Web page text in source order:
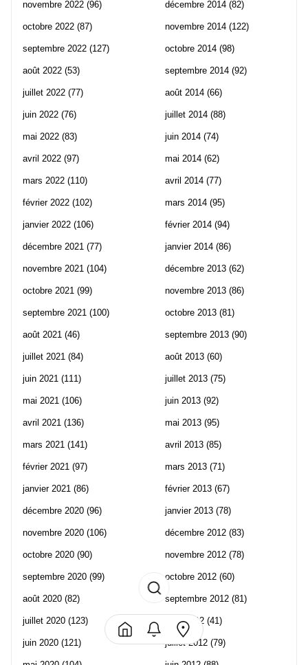
novembre 2022 (96)
octobre 2022 (87)
septembre 2022 (127)
août 2022 (53)
juillet 2022 (77)
juin 2022 (76)
mai 2022 (83)
avril 2022 (97)
mars 2022 (110)
février 2022 (102)
janvier 2022 (106)
décembre 2021 (77)
novembre 2021 (104)
octobre 2021 (99)
septembre 2021 (100)
août 2021 (46)
juillet 2021 (84)
juin 2021 (111)
mai 2021 (106)
avril 2021 (136)
mars 2021 (141)
février 2021 (97)
janvier 2021 (86)
décembre 2020 (96)
novembre 2020 (106)
octobre 2020 (90)
septembre 2020 (99)
août 2020 (82)
juillet 2020 (123)
juin 2020 (121)
décembre 2014 (82)
novembre 2014 (122)
octobre 2014 (98)
septembre 2014 (92)
août 2014 (66)
juillet 2014 (88)
juin 2014 (74)
mai 2014 (62)
avril 2014 (77)
mars 2014 (95)
février 2014 (94)
janvier 2014 (86)
décembre 2013 (62)
novembre 2013 (86)
octobre 2013 (81)
septembre 2013 (90)
août 2013 (60)
juillet 2013 (75)
juin 2013 (92)
mai 2013 (95)
avril 2013 (85)
mars 2013 (71)
février 2013 (67)
janvier 2013 (78)
décembre 2012 (83)
novembre 2012 (78)
octobre 2012 (60)
septembre 2012 (81)
août 2012 (41)
juillet 2012 (79)